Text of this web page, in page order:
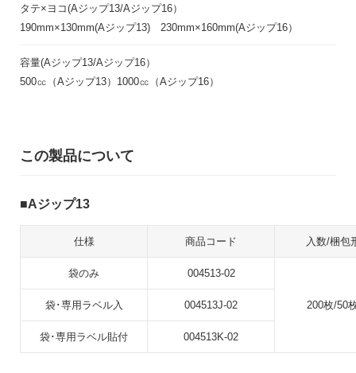
〒194-0022 東京都町田市森野1-27-14
TEL：042-723-4670 (代表)
© ASIAKIZAI Inc. All Rights Reserved.
タテ×ヨコ(Aジップ13/Aジップ16）
190mm×130mm(Aジップ13) 230mm×160mm(Aジップ16）
容量(Aジップ13/Aジップ16）
500㏄（Aジップ13）1000㏄（Aジップ16）
この製品について
Aジップ13
仕様 商品コード 入数/梱包
袋のみ 004513-02
200枚/50
袋･専用ラベル入 004513J-02
袋･専用ラベル貼付 004513K-02